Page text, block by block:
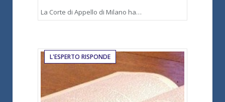
La Corte di Appello di Milano ha…
L'ESPERTO RISPONDE